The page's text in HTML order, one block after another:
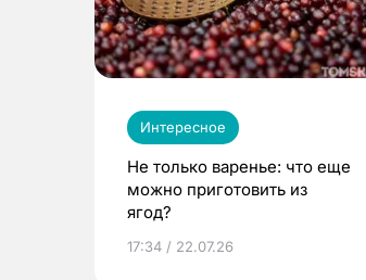
Интересное
Не только варенье: что еще
можно приготовить из
ягод?
17:34 / 22.07.26